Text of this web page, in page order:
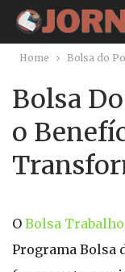
Home Bolsa do
Bolsa
o
O Bolsa Trabalho
Programa Bolsa